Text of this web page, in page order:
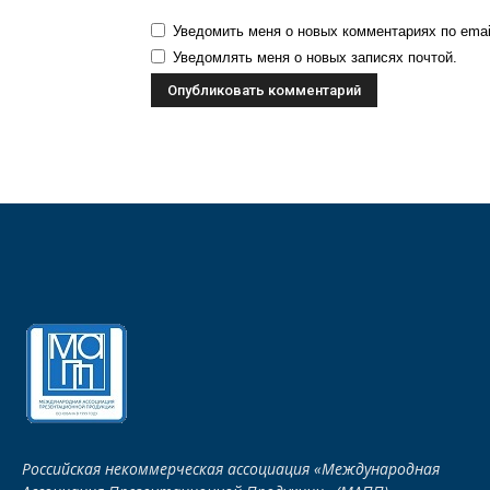
Уведомить меня о новых комментариях по
Уведомлять меня о новых записях почтой.
Российская некоммерческая ассоциация «Международная